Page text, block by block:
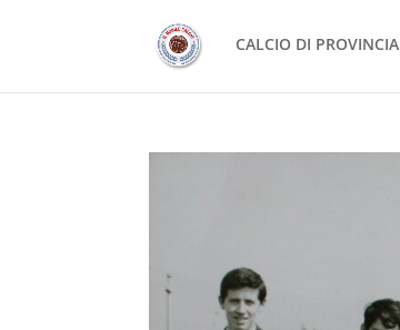
CALCIO DI PROVINCIA